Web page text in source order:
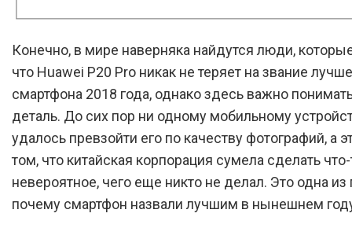
Конечно, в мире наверняка найдутся люди,
что Huawei P20 Pro никак не теряет на звание
смартфона 2018 года, однако здесь важно
деталь. До сих пор ни одному мобильному
удалось превзойти его по качеству фотографий, а
том, что китайская корпорация сумела сделать
невероятное, чего еще никто не делал. Это одна из
почему смартфон назвали лучшим в нынешнем